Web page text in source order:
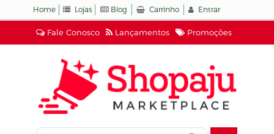
Fale Conosco Lançamentos Promoções
Home Lojas Blog Carrinho Entrar